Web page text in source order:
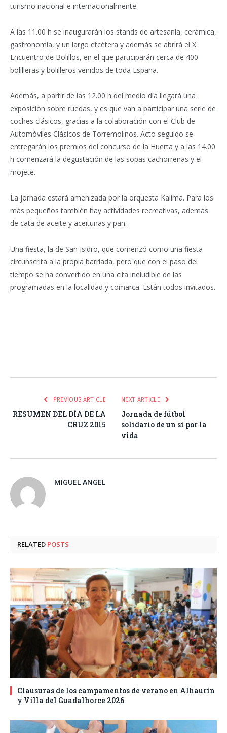
turismo nacional e internacionalmente.
A las 11.00 h se inaugurarán los stands de artesanía, cerámica,
gastronomía, y un largo etcétera y además se abrirá el X
Encuentro de Bolillos, en el que participarán cerca de 400
bolilleras y bolilleros venidos de toda España.
Además, a partir de las 12.00 h del medio día llegará una
exposición sobre ruedas, y es que van a participar una serie de
coches clásicos, gracias a la colaboración con el Club de
Automóviles Clásicos de Torremolinos. Acto seguido se
entregarán los premios del concurso de la Huerta y a las 14.00
h comenzará la degustación de las sopas cachorreñas y el
mojete.
La jornada estará amenizada por la orquesta Kalima. Para los
más pequeños también hay actividades recreativas, además
de cata de aceite y aceitunas y pan.
Una fiesta, la de San Isidro, que comenzó como una fiesta
circunscrita a la propia barriada, pero que con el paso del
tiempo se ha convertido en una cita ineludible de las
programadas en la localidad y comarca. Están todos invitados.
PREVIOUS ARTICLE
RESUMEN DEL DÍA DE LA
CRUZ 2015
NEXT ARTICLE
Jornada de fútbol
solidario de un sí por la
vida
MIGUEL ANGEL
RELATED POSTS
Clausuras de los campamentos de verano en Alhaurín
y Villa del Guadalhorce 2026